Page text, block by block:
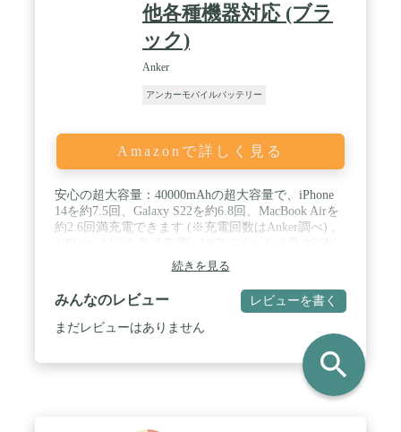
他各種機器対応 (ブラ
ック)
Anker
アンカーモバイルバッテリー
Amazonで詳しく見る
安心の超大容量：40000mAhの超大容量で、iPhone
14を約7.5回、Galaxy S22を約6.8回、MacBook Airを
約2.6回満充電できます (※充電回数はAnker調べ) 。
出力で、iPhone 14シリーズにも急速充電が可能で
す。 / 4台まで同時充電が可能：2つのUSB-Aポート
と2つのUSB-Cポートを搭載。スマートフォンやワ
イヤレスイヤホン、タブレット端末などを4台同時
に充電することができます。 / 幅広い対応機種：
USB PDに対応し、スマートフォンやタブレット端
末からMacBook Airまで広い機器へ急速充電が可能
です。 / パッケージ内容：Anker 347 Power Bank
(PowerCore 40000)、USB-A & USB-C ケーブル
続きを見る
みんなのレビュー レビューを書く
まだレビューはありません
search